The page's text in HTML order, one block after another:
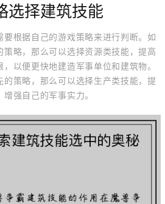
选择建筑技能
根据自己的游戏策略来进行判断。如
策略，那么可以选择资源类技能，提高
以便更快地建造军事单位和建筑物。
策略，那么可以选择生产类技能，提
强自己的军事实力。